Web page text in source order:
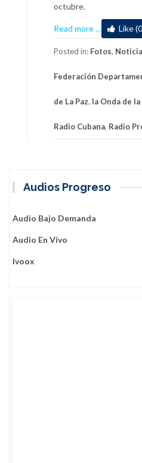
octubre.
Read more
about
Presidente
de
agradece
de
mineros
… Like
Posted in: Fotos,
Federación
de La Paz, la Onda de
Radio Cubana, Radio
Audios Progreso
Audio Bajo Demanda
Audio En Vivo
Ivoox